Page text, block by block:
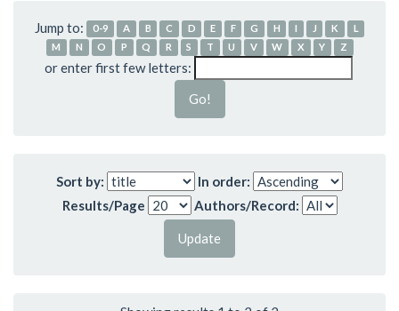
Jump to: 0-9 A B C D E F G H I J K
L
M
N O P Q R S T U V W X Y Z
or enter first few letters:
Sort by:
In order:
Results/Page
Authors/Record: